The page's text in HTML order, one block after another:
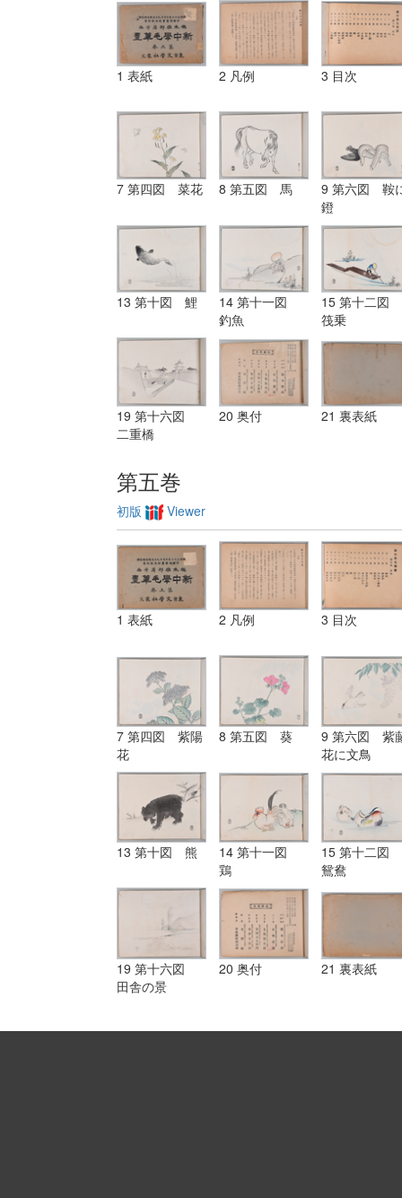
1 表紙 2 凡例 3 目次
7 第四図 菜花 8 第五図 馬
9 第六図 鞍
鐙
13 第十図 鯉
14 第十一図
釣魚
15 第十二図
筏乗
19 第十六図
二重橋
20 奥付 21 裏表紙
第五巻
初版 Viewer
1 表紙 2 凡例 3 目次
7 第四図 紫陽
花
8 第五図 葵
9 第六図 紫
花に文鳥
13 第十図 熊
14 第十一図
鶏
15 第十二図
鴛鴦
19 第十六図
田舎の景
20 奥付 21 裏表紙